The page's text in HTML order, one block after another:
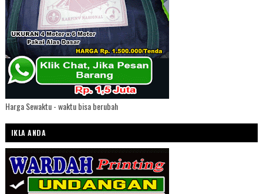
Harga Sewaktu - waktu bisa berubah
IKLA ANDA